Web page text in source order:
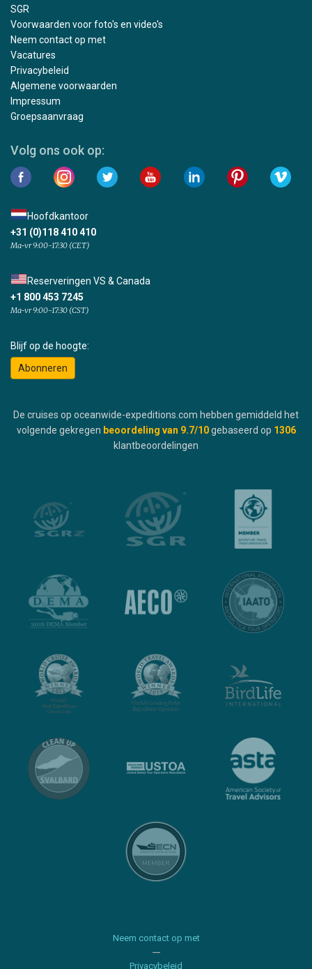
SGR
Voorwaarden voor foto's en video's
Neem contact op met
Vacatures
Privacybeleid
Algemene voorwaarden
Impressum
Groepsaanvraag
Volg ons ook op:
Hoofdkantoor
+31 (0)118 410 410
Ma-vr 9:00-17:30 (CET)
Reserveringen VS & Canada
+1 800 453 7245
Ma-vr 9:00-17:30 (CST)
Blijf op de hoogte:
Abonneren
De cruises op oceanwide-expeditions.com hebben gemiddeld het
volgende gekregen beoordeling van 9.7/10 gebaseerd op 1306
klantbeoordelingen
Neem contact op met
Privacybeleid